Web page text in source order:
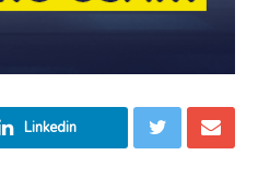
Linkedin